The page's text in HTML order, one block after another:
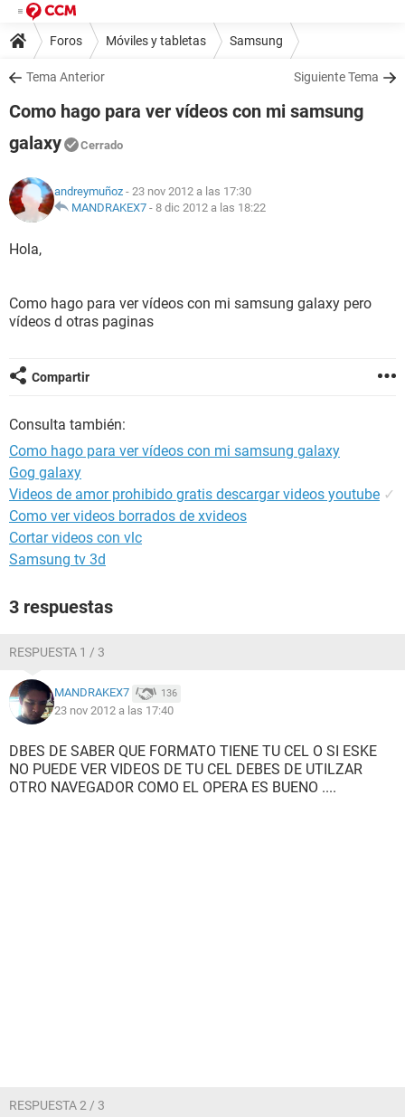
Foros Móviles y tabletas Samsung
Tema Anterior Siguiente Tema
Como hago para ver vídeos con mi samsung
galaxy
Cerrado
andreymuñoz - 23 nov 2012 a las 17:30
MANDRAKEX7 - 8 dic 2012 a las 18:22
Hola,
Como hago para ver vídeos con mi samsung galaxy pero
vídeos d otras paginas
Compartir
Consulta también:
Como hago para ver vídeos con mi samsung galaxy
Gog galaxy
Videos de amor prohibido gratis descargar videos youtube ✓
Como ver videos borrados de xvideos
Cortar videos con vlc
Samsung tv 3d
3 respuestas
RESPUESTA 1 / 3
MANDRAKEX7 136
23 nov 2012 a las 17:40
DBES DE SABER QUE FORMATO TIENE TU CEL O SI ESKE
NO PUEDE VER VIDEOS DE TU CEL DEBES DE UTILZAR
OTRO NAVEGADOR COMO EL OPERA ES BUENO ....
RESPUESTA 2 / 3